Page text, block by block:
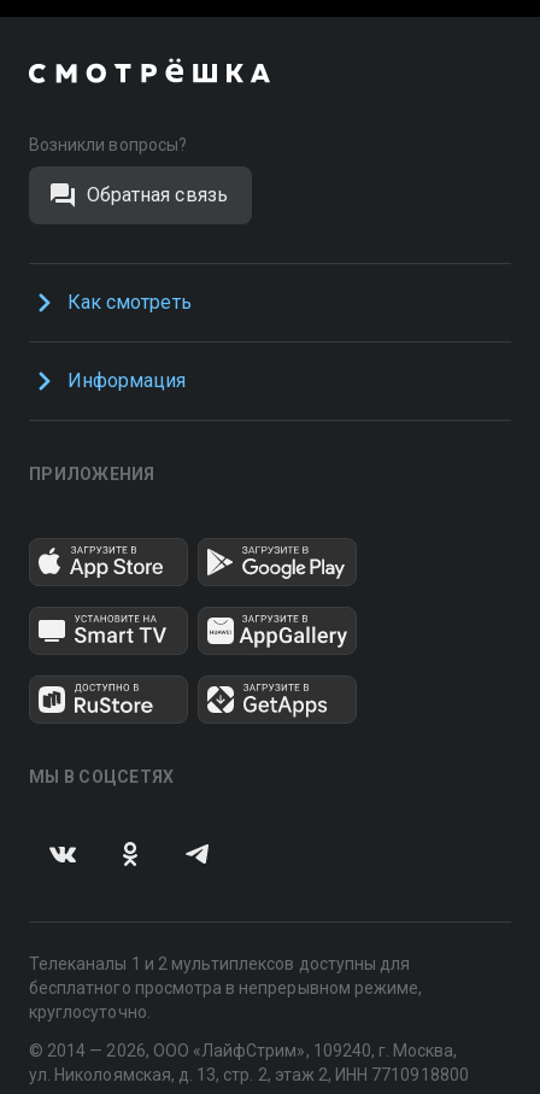
Возникли вопросы?
Обратная связь
Как смотреть
Информация
ПРИЛОЖЕНИЯ
МЫ В СОЦСЕТЯХ
Телеканалы 1 и 2 мультиплексов доступны для
бесплатного просмотра в непрерывном режиме,
круглосуточно.
© 2014 — 2026, ООО «ЛайфСтрим», 109240, г. Москва,
ул. Николоямская, д. 13, стр. 2, этаж 2, ИНН 7710918800